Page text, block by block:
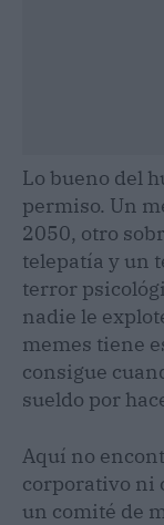
Lo bueno del
permiso. Un
2050, otro
telepatía y un
terror
nadie le
memes tiene
consigue
sueldo por
Aquí no
corporativo ni
un comité de